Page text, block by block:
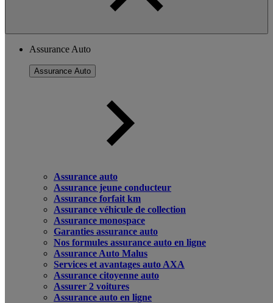
Assurance Auto
Assurance Auto
Assurance auto
Assurance jeune conducteur
Assurance forfait km
Assurance véhicule de collection
Assurance monospace
Garanties assurance auto
Nos formules assurance auto en ligne
Assurance Auto Malus
Services et avantages auto AXA
Assurance citoyenne auto
Assurer 2 voitures
Assurance auto en ligne